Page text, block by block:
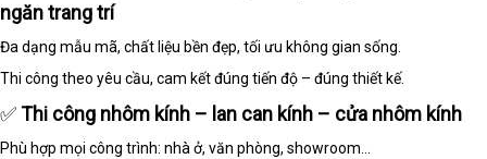
ngăn trang trí
Đa dạng mẫu mã, chất liệu bền đẹp, tối ưu không gian sống.
Thi công theo yêu cầu, cam kết đúng tiến độ – đúng thiết kế.
✅Thi công nhôm kính – lan can kính – cửa nhôm kính
Phù hợp mọi công trình: nhà ở, văn phòng, showroom…